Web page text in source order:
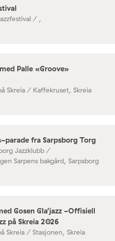
/ ,
Palle «Groove»
Skreia / Kaffekruset, Skreia
parade fra Sarpsborg Torg
Jazzklubb /
Sarpens bakgård, Sarpsborg
Gosen Gla’jazz -Offisiell
på Skreia 2026
Skreia / Stasjonen, Skreia